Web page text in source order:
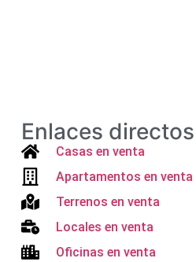
Enlaces
Casas en venta
Apartamentos en venta
Terrenos en venta
Locales en venta
Oficinas en venta